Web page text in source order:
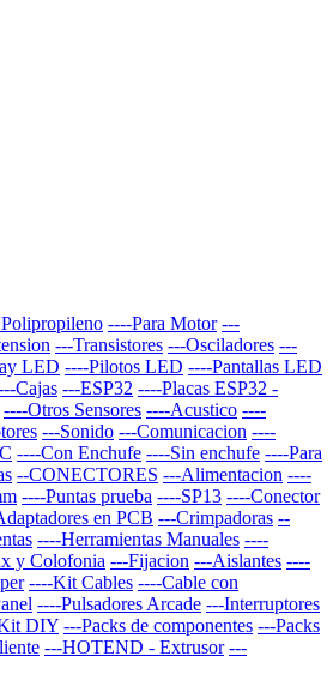
----Para Motor ---
---Transistores ---Osciladores ---
LED ----Pilotos LED ----Pantallas LED
Cajas ---ESP32 ----Placas ESP32 -
----Otros Sensores ----Acustico ----
---Sonido ---Comunicacion ----
----Con Enchufe ----Sin enchufe ----Para
--CONECTORES ---Alimentacion ----
----Puntas prueba ----SP13 ----Conector
en PCB ---Crimpadoras --
----Herramientas Manuales ----
y Colofonia ---Fijacion ---Aislantes ----
----Kit Cables ----Cable con
----Pulsadores Arcade ---Interruptores
DIY ---Packs de componentes ---Packs
---HOTEND - Extrusor ---